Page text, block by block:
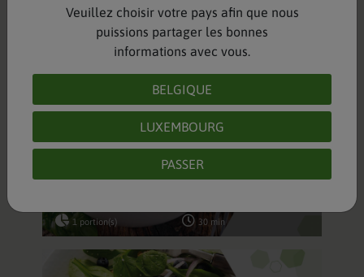
Compleat® Paediatric Nature Mix 1.2
1 portion(s) 10 min
Dîner végétarien - courgette + melon
1 portion(s) 30 min
Veuillez choisir votre pays afin que nous
puissions partager les bonnes
informations avec vous.
BELGIQUE
LUXEMBOURG
PASSER